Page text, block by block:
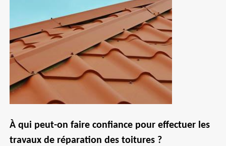
À qui peut-on faire confiance pour effectuer les
travaux de réparation des toitures ?